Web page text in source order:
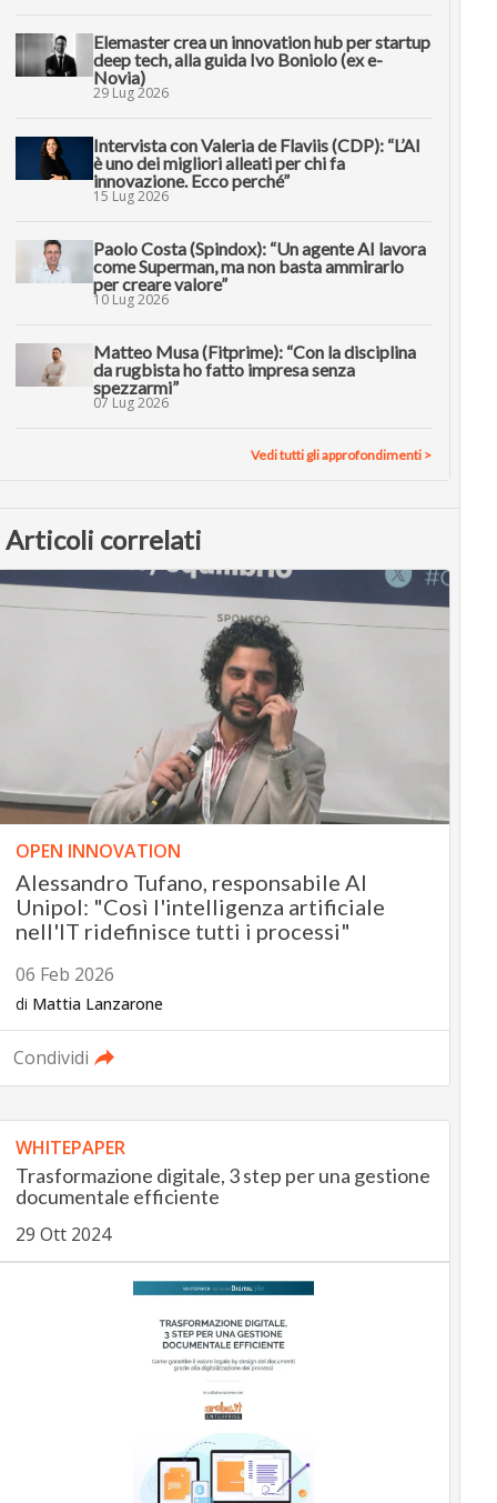
Elemaster crea un innovation hub per startup
deep tech, alla guida Ivo Boniolo (ex e-
Novia)
29 Lug 2026
Intervista con Valeria de Flaviis (CDP): “L’AI
è uno dei migliori alleati per chi fa
innovazione. Ecco perché”
15 Lug 2026
Paolo Costa (Spindox): “Un agente AI lavora
come Superman, ma non basta ammirarlo
per creare valore”
10 Lug 2026
Matteo Musa (Fitprime): “Con la disciplina
da rugbista ho fatto impresa senza
spezzarmi”
07 Lug 2026
Vedi tutti gli approfondimenti >
Articoli correlati
OPEN INNOVATION
Alessandro Tufano, responsabile AI
Unipol: "Così l'intelligenza artificiale
nell'IT ridefinisce tutti i processi"
06 Feb 2026
di Mattia Lanzarone
Condividi
WHITEPAPER
Trasformazione digitale, 3 step per una gestione
documentale efficiente
29 Ott 2024